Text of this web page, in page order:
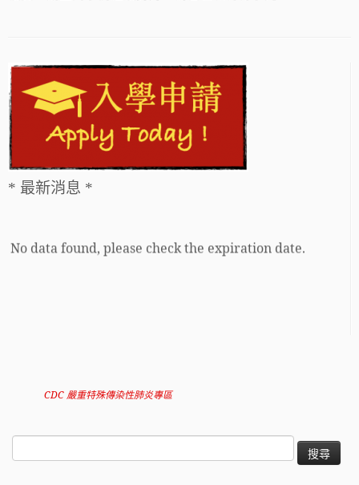
* 最新消息 *
No data found, please check the expiration date.
CDC 嚴重特殊傳染性肺炎專區
搜
尋